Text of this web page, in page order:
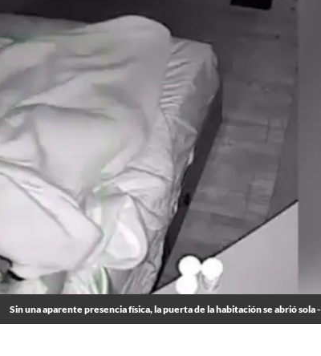
Sin una aparente presencia física, la puerta de la habitación se abrió sola -